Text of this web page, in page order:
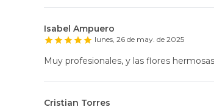
Isabel Ampuero
lunes, 26 de may. de 2025
Muy profesionales, y las flores
Cristian Torres